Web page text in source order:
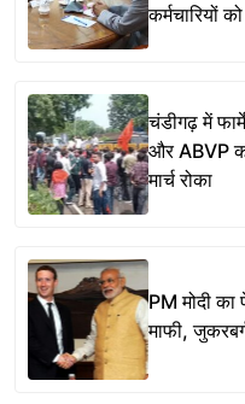
कर्मचारियों
चंडीगढ़ में
और ABVP
मार्च रोका
PM मोदी
माफी,